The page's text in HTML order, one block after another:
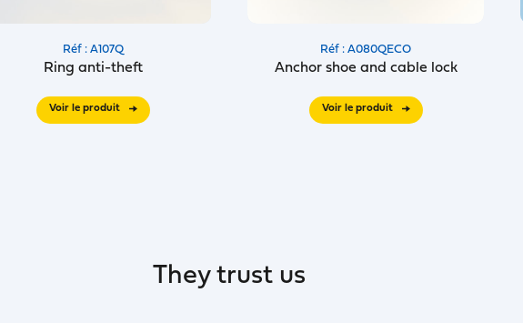
Réf : A107Q
Ring anti-theft
Voir le produit
Réf : A080QECO
Anchor shoe and cable lock
Voir le produit
They trust us